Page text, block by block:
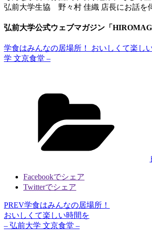
弘前大学生協 野々村 佳織 店長にお話を
弘前大学公式ウェブマガジン「
学食はみんなの居場所！ おいしくて楽し
学 文京食堂 –
Facebookでシェア
Twitterでシェア
PREV学食はみんなの居場所！
おいしくて楽しい時間を
– 弘前大学 文京食堂 –